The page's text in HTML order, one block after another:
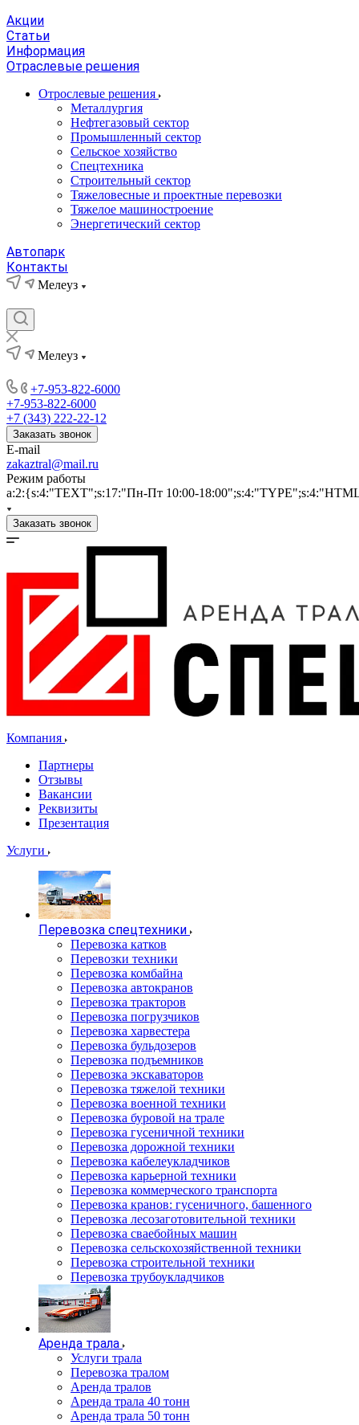
Акции
Статьи
Информация
Отраслевые решения
Отрослевые решения
Металлургия
Нефтегазовый сектор
Промышленный сектор
Сельское хозяйство
Спецтехника
Строительный сектор
Тяжеловесные и проектные перевозки
Тяжелое машиностроение
Энергетический сектор
Автопарк
Контакты
Мелеуз
Мелеуз
+7-953-822-6000
+7-953-822-6000
+7 (343) 222-22-12
Заказать звонок
E-mail
zakaztral@mail.ru
Режим работы
a:2:{s:4:"TEXT";s:17:"Пн-Пт 10:00-
Заказать звонок
Компания
Партнеры
Отзывы
Вакансии
Реквизиты
Презентация
Услуги
Перевозка спецтехники
Перевозка катков
Перевозки техники
Перевозка комбайна
Перевозка автокранов
Перевозка тракторов
Перевозка погрузчиков
Перевозка харвестера
Перевозка бульдозеров
Перевозка подъемников
Перевозка экскаваторов
Перевозка тяжелой техники
Перевозка военной техники
Перевозка буровой на трале
Перевозка гусеничной техники
Перевозка дорожной техники
Перевозка кабелеукладчиков
Перевозка карьерной техники
Перевозка коммерческого транспорта
Перевозка кранов: гусеничного, башенного
Перевозка лесозаготовительной техники
Перевозка сваебойных машин
Перевозка сельскохозяйственной техники
Перевозка строительной техники
Перевозка трубоукладчиков
Аренда трала
Услуги трала
Перевозка тралом
Аренда тралов
Аренда трала 40 тонн
Аренда трала 50 тонн